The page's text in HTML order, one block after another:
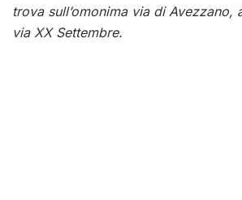
trova sull’omonima via di Avezzano,
via XX Settembre.